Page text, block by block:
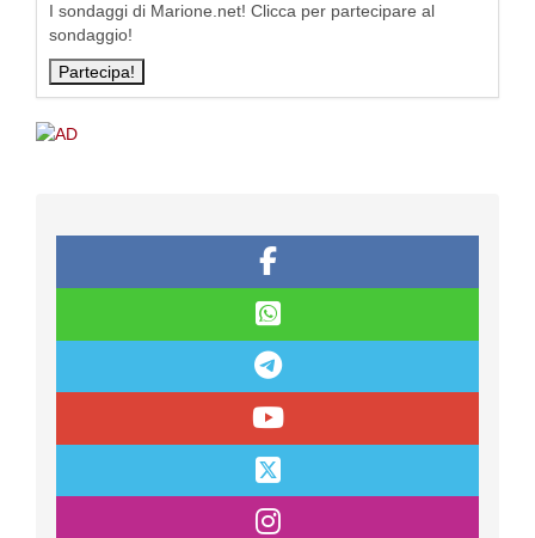
I sondaggi di Marione.net! Clicca per partecipare al
sondaggio!